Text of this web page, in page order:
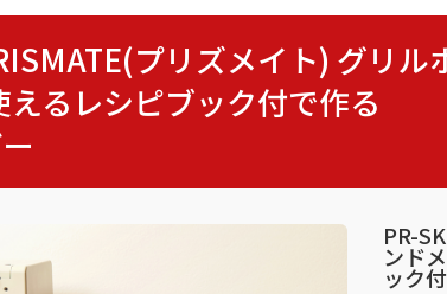
プリズメイト) グリ
えるレシピブック付で作る
PR-
ンド
ック付